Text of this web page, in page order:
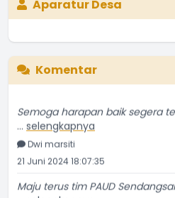
Aparatur Desa
Komentar
...selengkapnya
Dwi marsiti
21 Juni 2024 18:07:35
...selengkapnya